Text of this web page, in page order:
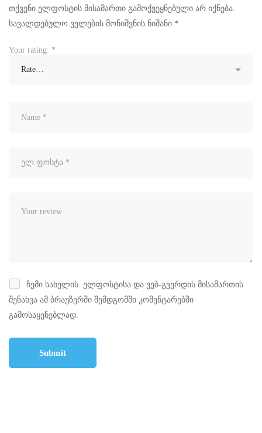
თქვენი ელფოსტის მისამართი გამოქვეყნებული არ იქნება.
სავალდებულო ველების მონიშვნის ნიშანი *
Your rating: *
ჩემი სახელის. ელფოსტისა და ვებ-გვერდის მისამართის
შენახვა ამ ბრაუზერში შემდგომში კომენტარებში
გამოსაყენებლად.